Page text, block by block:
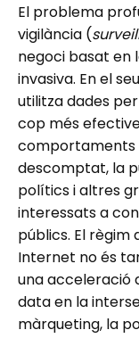
El problema
vigilància (
negoci basat en
invasiva. En el
utilitza dades
cop més
comportaments
descomptat, la
polítics i altres
interessats a
públics. El
Internet no és
una acceleració
data en la
màrqueting, la